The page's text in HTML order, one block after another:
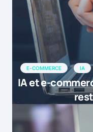
E-COMMERCE IA
IA et e-